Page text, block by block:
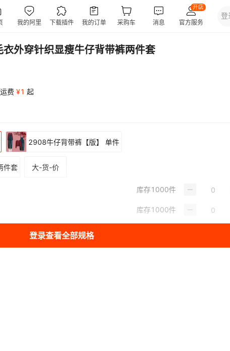
外穿针织显瘦牛仔背带裤两件套
运费 ¥1 起
2908牛仔背带裤【版】 单件
件套 大-货-价
库存1000件
库存1000件
库存1000件
登录查看全部规格